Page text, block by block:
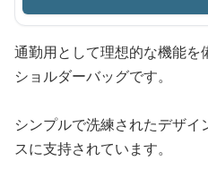
通勤用として理想的な機能を
ショルダーバッグです。
シンプルで洗練されたデザ
スに支持されています。